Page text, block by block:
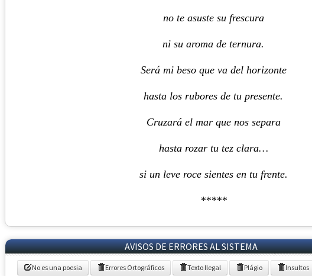
no te asuste su frescura
ni su aroma de ternura.
Será mi beso que va del horizonte
hasta los rubores de tu presente.
Cruzará el mar que nos separa
hasta rozar tu tez clara…
si un leve roce sientes en tu frente.
*****
AVISOS DE ERRORES AL SISTEMA
No es una poesia Errores Ortográficos Texto Ilegal Plágio Insultos